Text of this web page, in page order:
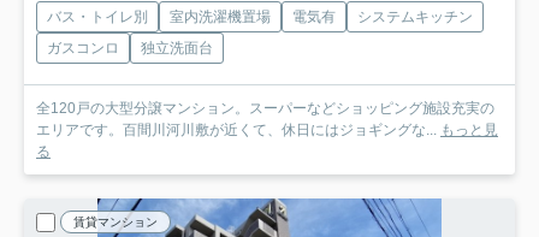
バス・トイレ別 室内洗濯機置場 電気有
システムキッチン
ガスコンロ
独立洗面台
全120戸の大型分譲マンション。スーパーなどショッピング施設充実の
エリアです。百間川河川敷が近くて、休日にはジョギングな... もっと見
る
賃貸マンション